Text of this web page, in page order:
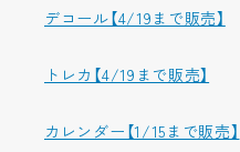
デコール【4/19まで販売】
トレカ【4/19まで販売】
カレンダー【1/15まで販売】